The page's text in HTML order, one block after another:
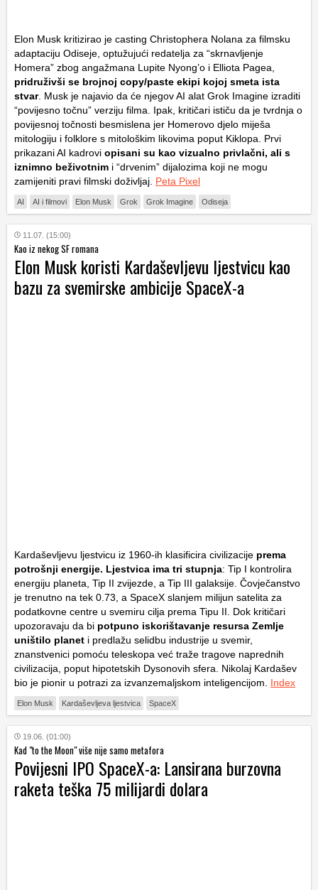
Elon Musk kritizirao je casting Christophera Nolana za filmsku
adaptaciju Odiseje, optužujući redatelja za “skrnavljenje
Homera” zbog angažmana Lupite Nyong’o i Elliota Pagea,
pridruživši se brojnoj copy/paste ekipi kojoj smeta ista
stvar. Musk je najavio da će njegov AI alat Grok Imagine izraditi
“povijesno točnu” verziju filma. Ipak, kritičari ističu da je tvrdnja o
povijesnoj točnosti besmislena jer Homerovo djelo miješa
mitologiju i folklore s mitološkim likovima poput Kiklopa. Prvi
prikazani AI kadrovi opisani su kao vizualno privlačni, ali s
iznimno beživotnim i “drvenim” dijalozima koji ne mogu
zamijeniti pravi filmski doživljaj. Peta Pixel
AI AI i filmovi Elon Musk Grok Grok Imagine Odiseja
11.07. (15:00)
Kao iz nekog SF romana
Elon Musk koristi Kardaševljevu ljestvicu kao
bazu za svemirske ambicije SpaceX-a
Kardaševljevu ljestvicu iz 1960-ih klasificira civilizacije prema
potrošnji energije. Ljestvica ima tri stupnja: Tip I kontrolira
energiju planeta, Tip II zvijezde, a Tip III galaksije. Čovječanstvo
je trenutno na tek 0.73, a SpaceX slanjem milijun satelita za
podatkovne centre u svemiru cilja prema Tipu II. Dok kritičari
upozoravaju da bi potpuno iskorištavanje resursa Zemlje
uništilo planet i predlažu selidbu industrije u svemir,
znanstvenici pomoću teleskopa već traže tragove naprednih
civilizacija, poput hipotetskih Dysonovih sfera. Nikolaj Kardašev
bio je pionir u potrazi za izvanzemaljskom inteligencijom. Index
Elon Musk Kardaševljeva ljestvica SpaceX
19.06. (01:00)
Kad "to the Moon" više nije samo metafora
Povijesni IPO SpaceX-a: Lansirana burzovna
raketa teška 75 milijardi dolara